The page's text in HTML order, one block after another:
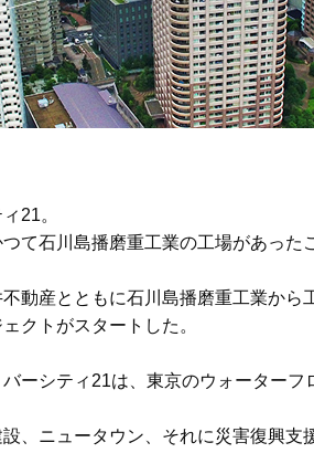
21。
て石川島播磨重工業の工場があった
動産とともに石川島播磨重工業か
クトがスタートした。
ーシティ21は、東京のウォーターフ
、ニュータウン、それに災害復興